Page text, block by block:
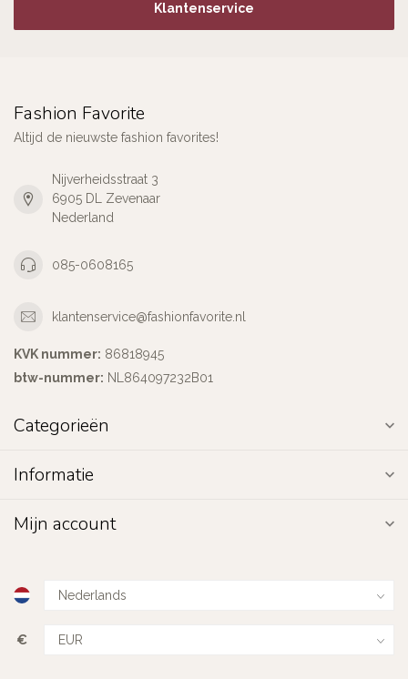
Klantenservice
Fashion Favorite
Altijd de nieuwste fashion favorites!
Nijverheidsstraat 3
6905 DL Zevenaar
Nederland
085-0608165
klantenservice@fashionfavorite.nl
KVK nummer: 86818945
btw-nummer: NL864097232B01
Categorieën
Informatie
Mijn account
€